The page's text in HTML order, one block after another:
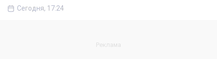
Сегодня, 17:24